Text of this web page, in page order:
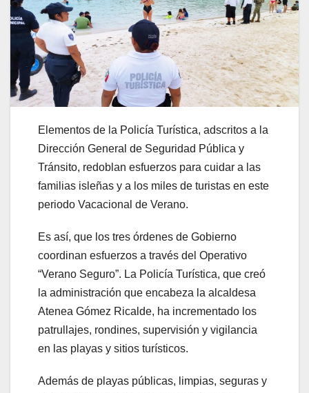
Elementos de la Policía Turística, adscritos a la
Dirección General de Seguridad Pública y
Tránsito, redoblan esfuerzos para cuidar a las
familias isleñas y a los miles de turistas en este
periodo Vacacional de Verano.
Es así, que los tres órdenes de Gobierno
coordinan esfuerzos a través del Operativo
“Verano Seguro”. La Policía Turística, que creó
la administración que encabeza la alcaldesa
Atenea Gómez Ricalde, ha incrementado los
patrullajes, rondines, supervisión y vigilancia
en las playas y sitios turísticos.
Además de playas públicas, limpias, seguras y